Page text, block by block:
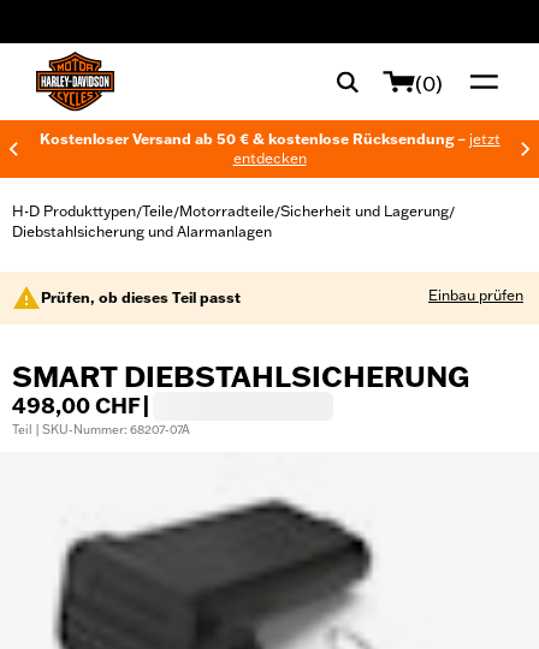
(0)
Kostenloser Versand ab 50 € & kostenlose Rücksendung – jetzt
entdecken
H-D Produkttypen/Teile/Motorradteile/Sicherheit und Lagerung/
Diebstahlsicherung und Alarmanlagen
Prüfen, ob dieses Teil passt Einbau prüfen
SMART DIEBSTAHLSICHERUNG
498,00 CHF
Teil | SKU-Nummer: 68207-07A